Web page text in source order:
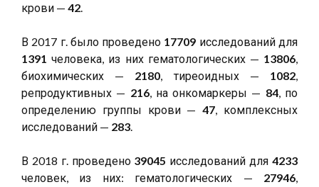
крови — 42.
В 2017 г. было проведено 17709 исследований для
1391 человека, из них гематологических — 13806,
биохимических — 2180, тиреоидных — 1082,
репродуктивных — 216, на онкомаркеры — 84, по
определению группы крови —47, комплексных
исследований — 283.
В 2018 г. проведено 39045 исследований для4233
человек, из них: гематологических — 27946,